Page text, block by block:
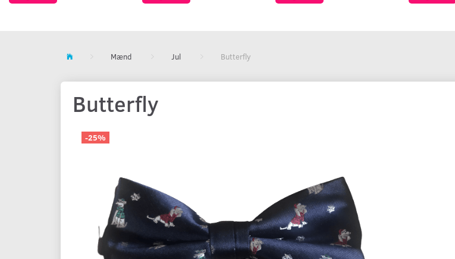
Mænd Jul Butterfly
Butterfly
-25%